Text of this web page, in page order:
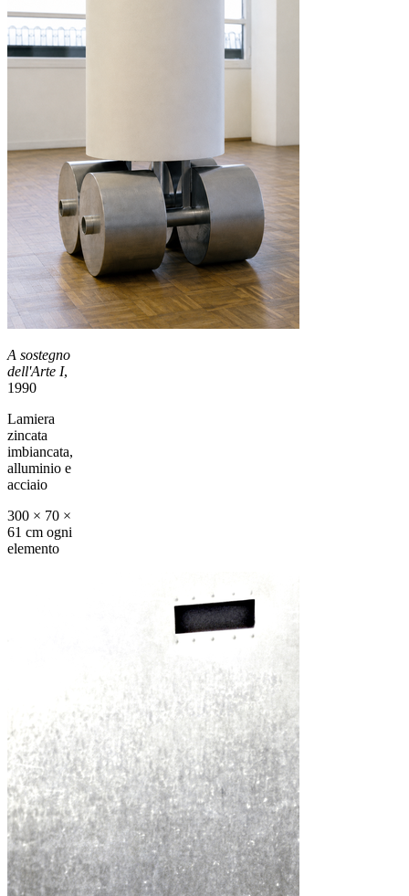
A sostegno
dell'Arte I,
1990
Lamiera
zincata
imbiancata,
alluminio e
acciaio
300 × 70 ×
61 cm ogni
elemento